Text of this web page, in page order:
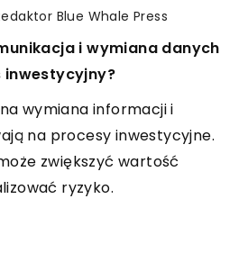
Blue Whale Press
wywołać geometryczne i
w sypialni?
i abstrakcyjne obrazy w
na Twoje samopoczucie i
umożliwiając
Blue Whale Press
i wymiana danych
inwestycyjny?
wymiana informacji i
na procesy inwestycyjne.
zwiększyć wartość
ryzyko.
Blue Whale Press
bransoletek w kulturze
dla współczesnej biżuterii
symboliki i znaczenia
ich wpływ na
w biżuterii oraz znaczenie